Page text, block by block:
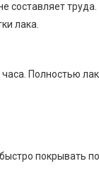
составляет
лака.
Полностью лак
покрывать